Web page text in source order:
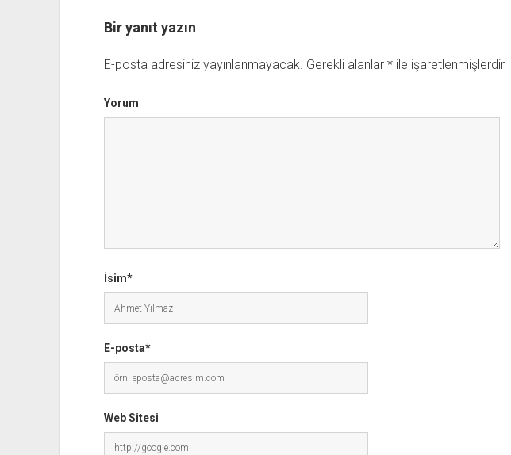
Bir yanıt yazın
E-posta adresiniz yayınlanmayacak. Gerekli alanlar *ile işaretlenmişlerdir
Yorum
İsim*
E-posta*
Web Sitesi